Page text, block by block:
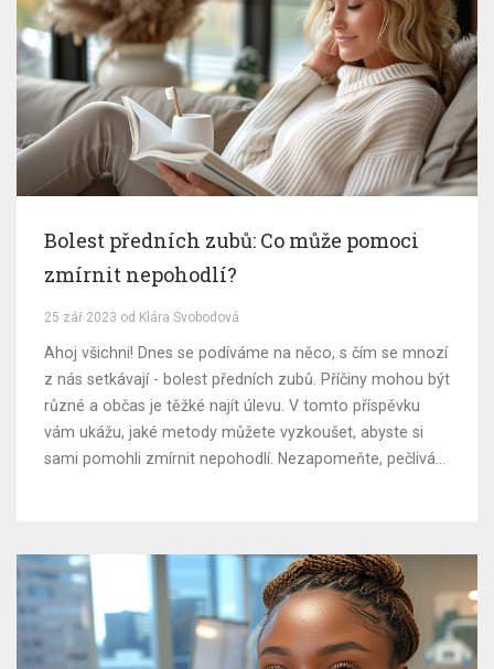
Bolest předních zubů: Co může pomoci
zmírnit nepohodlí?
25 zář 2023 od Klára Svobodová
Ahoj všichni! Dnes se podíváme na něco, s čím se mnozí
z nás setkávají - bolest předních zubů. Příčiny mohou být
různé a občas je těžké najít úlevu. V tomto příspěvku
vám ukážu, jaké metody můžete vyzkoušet, abyste si
sami pomohli zmírnit nepohodlí. Nezapomeňte, pečlivá